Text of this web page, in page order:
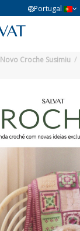
Portugal
Novo Croche Susimiu